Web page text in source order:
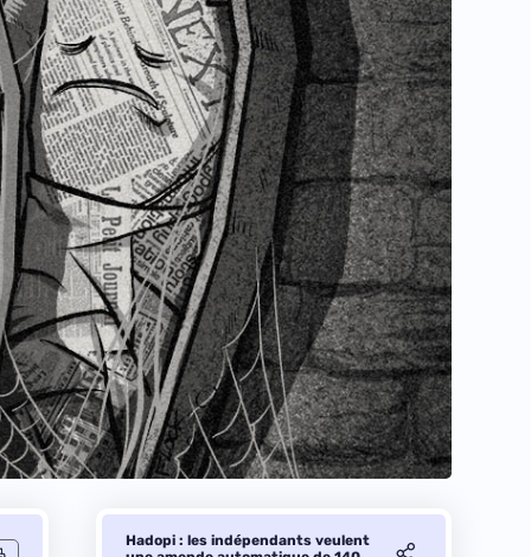
Hadopi : les indépendants veulent